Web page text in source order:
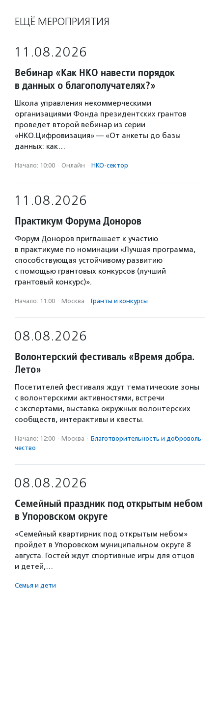
ЕЩЁ МЕРОПРИЯТИЯ
11.08.2026
Вебинар «Как НКО навести порядок
в данных о благополучателях?»
Школа управления некоммерческими
организациями Фонда президентских грантов
проведет второй вебинар из серии
«НКО.Цифровизация» — «От анкеты до базы
данных: как…
Начало: 10:00 · Онлайн · НКО-сектор
11.08.2026
Практикум Форума Доноров
Форум Доноров приглашает к участию
в практикуме по номинации «Лучшая программа,
способствующая устойчивому развитию
с помощью грантовых конкурсов (лучший
грантовый конкурс)».
Начало: 11:00 · Москва · Гранты и конкурсы
08.08.2026
Волонтерский фестиваль «Время добра.
Лето»
Посетителей фестиваля ждут тематические зоны
с волонтерскими активностями, встречи
с экспертами, выставка окружных волонтерских
сообществ, интерактивы и квесты.
Начало: 12:00 · Москва · Благотвори­тель­ность и доброволь­
чест­во
08.08.2026
Семейный праздник под открытым небом
в Упоровском округе
«Семейный квартирник под открытым небом»
пройдет в Упоровском муниципальном округе 8
августа. Гостей ждут спортивные игры для отцов
и детей,…
Семья и дети